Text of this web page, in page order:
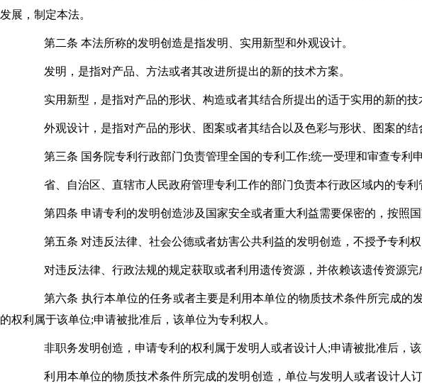
发展，制定本法。
第二条 本法所称的发明创造是指发明、实用新型和外观设计。
发明，是指对产品、方法或者其改进所提出的新的技术方案。
实用新型，是指对产品的形状、构造或者其结合所提出的适于实用的新的技
外观设计，是指对产品的形状、图案或者其结合以及色彩与形状、图案的结
第三条 国务院专利行政部门负责管理全国的专利工作;统一受理和审查专利申
省、自治区、直辖市人民政府管理专利工作的部门负责本行政区域内的专利
第四条 申请专利的发明创造涉及国家安全或者重大利益需要保密的，按照国
第五条 对违反法律、社会公德或者妨害公共利益的发明创造，不授予专利权
对违反法律、行政法规的规定获取或者利用遗传资源，并依赖该遗传资源完
第六条 执行本单位的任务或者主要是利用本单位的物质技术条件所完成的
的权利属于该单位;申请被批准后，该单位为专利权人。
非职务发明创造，申请专利的权利属于发明人或者设计人;申请被批准后，该
利用本单位的物质技术条件所完成的发明创造，单位与发明人或者设计人